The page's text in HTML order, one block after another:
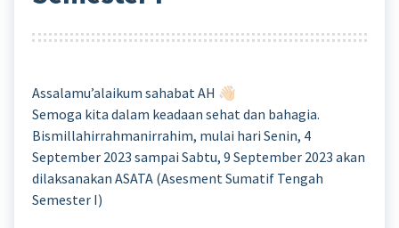
Assalamu’alaikum sahabat AH 👋🏻
Semoga kita dalam keadaan sehat dan bahagia.
Bismillahirrahmanirrahim, mulai hari Senin, 4
September 2023 sampai Sabtu, 9 September 2023 akan
dilaksanakan ASATA (Asesment Sumatif Tengah
Semester I)